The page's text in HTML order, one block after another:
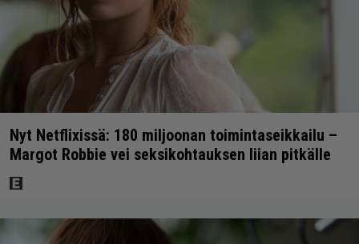
Nyt Netflixissä: 180 miljoonan toimintaseikkailu –
Margot Robbie vei seksikohtauksen liian pitkälle